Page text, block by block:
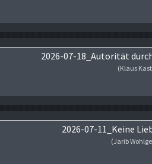
2026-07-18_Autorität
(Klaus
2026-07-11_Keine
(Jarib